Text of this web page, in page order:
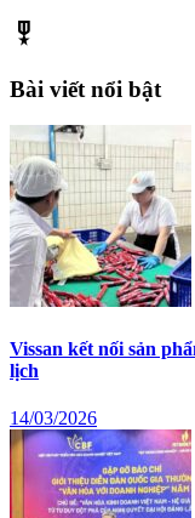
military_tech
Bài viết nổi bật
Vissan kết nối sản
lịch
14/03/2026